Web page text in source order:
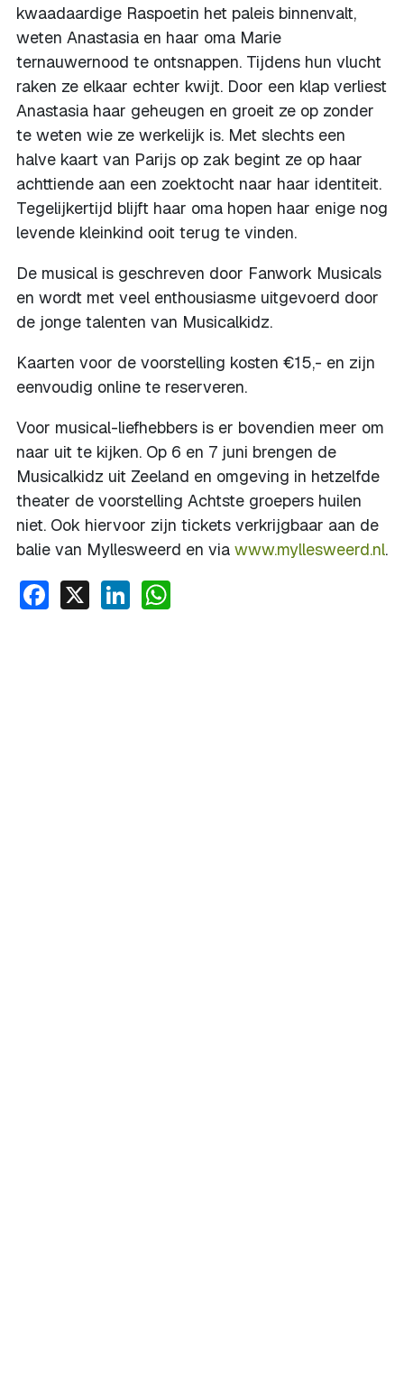
kwaadaardige Raspoetin het paleis binnenvalt,
weten Anastasia en haar oma Marie
ternauwernood te ontsnappen. Tijdens hun vlucht
raken ze elkaar echter kwijt. Door een klap verliest
Anastasia haar geheugen en groeit ze op zonder
te weten wie ze werkelijk is. Met slechts een
halve kaart van Parijs op zak begint ze op haar
achttiende aan een zoektocht naar haar identiteit.
Tegelijkertijd blijft haar oma hopen haar enige nog
levende kleinkind ooit terug te vinden.
De musical is geschreven door Fanwork Musicals
en wordt met veel enthousiasme uitgevoerd door
de jonge talenten van Musicalkidz.
Kaarten voor de voorstelling kosten €15,- en zijn
eenvoudig online te reserveren.
Voor musical-liefhebbers is er bovendien meer om
naar uit te kijken. Op 6 en 7 juni brengen de
Musicalkidz uit Zeeland en omgeving in hetzelfde
theater de voorstelling Achtste groepers huilen
niet. Ook hiervoor zijn tickets verkrijgbaar aan de
balie van Myllesweerd en via www.myllesweerd.nl.
Facebook
X LinkedIn